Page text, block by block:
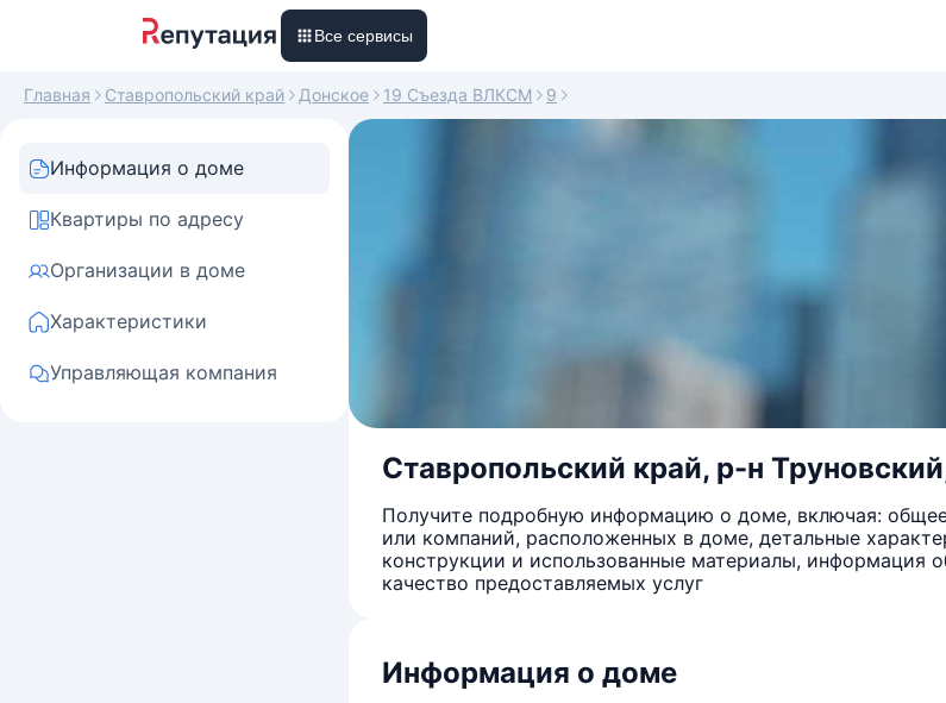
Все сервисы
Главная Ставропольский край Донское 19 Съезда ВЛКСМ 9
Информация о доме
Квартиры по адресу
Организации в доме
Характеристики
Управляющая компания
Ставропольский край, р-н
Получите подробную информацию о доме, включая:
или компаний, расположенных в доме, детальные
конструкции и использованные материалы, информация
качество предоставляемых услуг
Информация о доме